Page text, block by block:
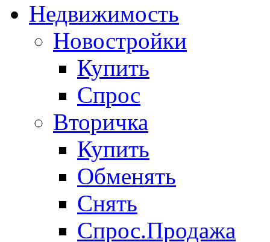
Недвижимость
Новостройки
Купить
Спрос
Вторичка
Купить
Обменять
Снять
Спрос.Продажа